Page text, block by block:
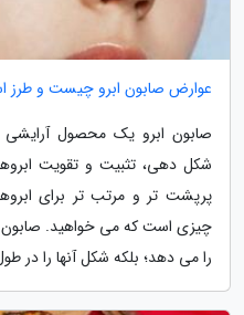
عوارض صابون ابرو چیست و طرز
صابون ابرو یک محصول
شکل دهی، تثبیت و تقویت
پرپشت تر و مرتب تر برای
چیزی است که می خواهید. صابون
را می دهد؛ بلکه شکل آنها را در